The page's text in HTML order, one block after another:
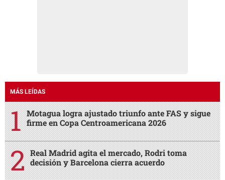
MÁS LEÍDAS
Motagua logra ajustado triunfo ante FAS y sigue
firme en Copa Centroamericana 2026
Real Madrid agita el mercado, Rodri toma
decisión y Barcelona cierra acuerdo